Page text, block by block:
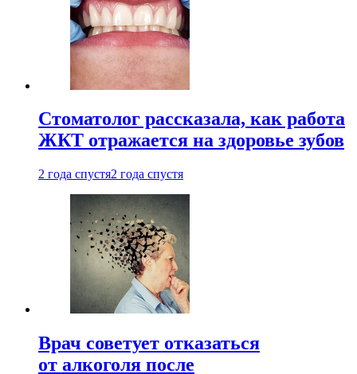
Стоматолог рассказала, как работа
ЖКТ отражается на здоровье зубов
2 года спустя2 года спустя
Врач советует отказаться
от алкоголя после